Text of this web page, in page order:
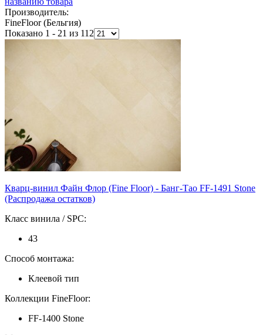
Производитель:
FineFloor (Бельгия)
Показано 1 - 21 из 112
Кварц-винил Файн Флор (Fine Floor) - Банг-Тао FF-1491 Stone
(Распродажа остатков)
Класс винила / SPC:
43
Способ монтажа:
Клеевой тип
Коллекции FineFloor:
FF-1400 Stone